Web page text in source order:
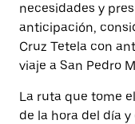
necesidades y
anticipación,
Cruz Tetela con
viaje a San Pedro
La ruta que tome
de la hora del día